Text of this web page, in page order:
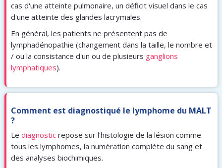
cas d'une atteinte pulmonaire, un déficit visuel dans le cas
d'une atteinte des glandes lacrymales.
En général, les patients ne présentent pas de
lymphadénopathie (changement dans la taille, le nombre et
/ ou la consistance d'un ou de plusieurs ganglions
lymphatiques).
Comment est diagnostiqué le lymphome du MALT
?
Le diagnosticrepose sur l'histologie de la lésion comme
tous les lymphomes, la numération complète du sang et
des analyses biochimiques.